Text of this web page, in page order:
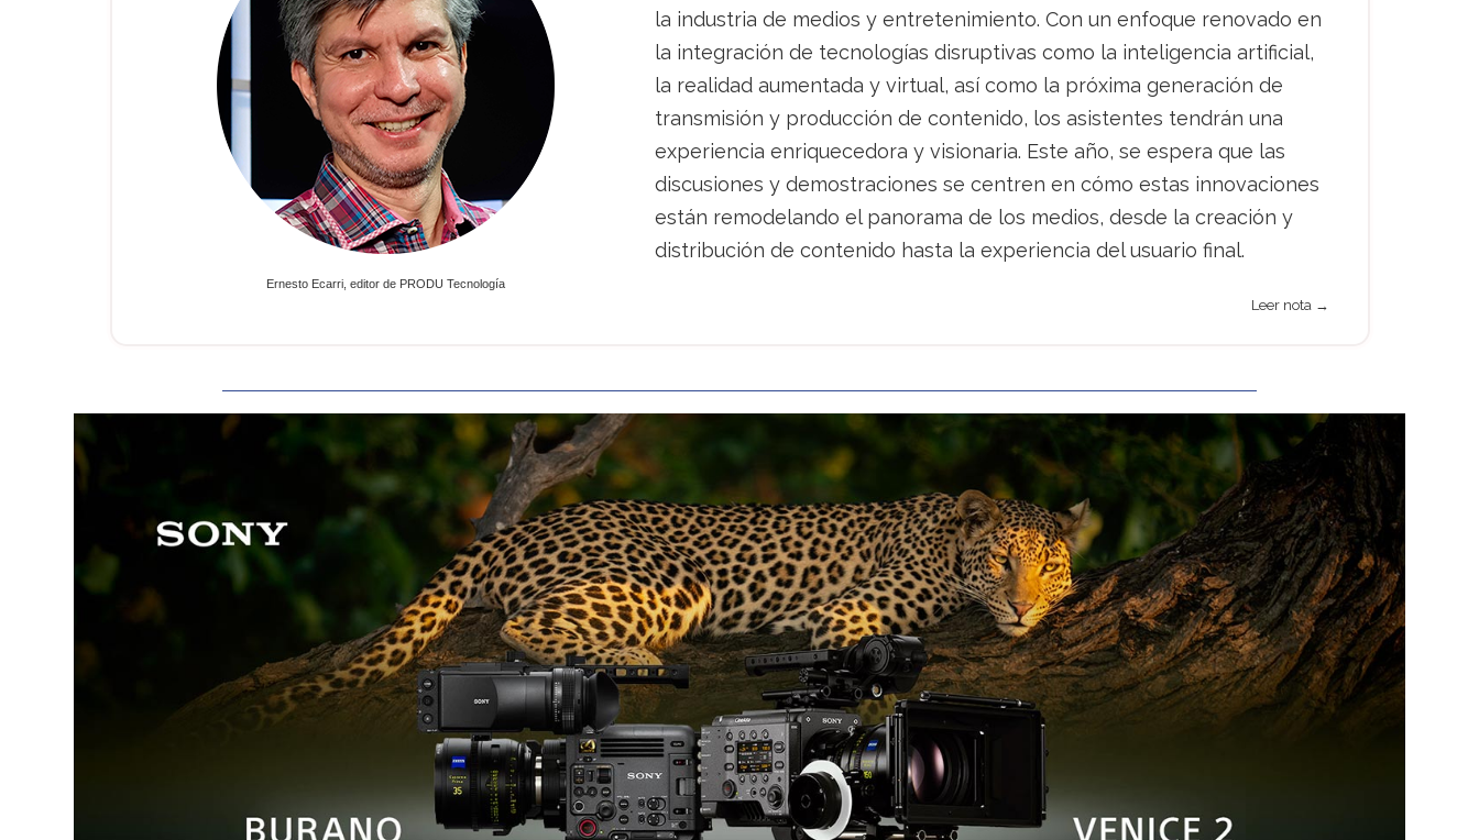
Ernesto Ecarri, editor de PRODU Tecnología
la industria de medios y entretenimiento. Con un enfoque renovado en
la integración de tecnologías disruptivas como la inteligencia artificial,
la realidad aumentada y virtual, así como la próxima generación de
transmisión y producción de contenido, los asistentes tendrán una
experiencia enriquecedora y visionaria. Este año, se espera que las
discusiones y demostraciones se centren en cómo estas innovaciones
están remodelando el panorama de los medios, desde la creación y
distribución de contenido hasta la experiencia del usuario final.
Leer nota →